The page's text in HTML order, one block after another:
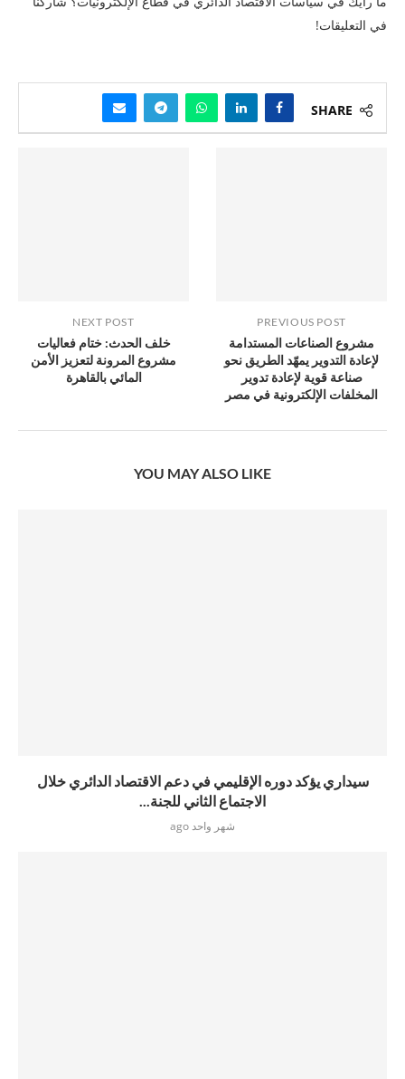
في التعليقات!
SHARE
PREVIOUS POST
مشروع الصناعات المستدامة
لإعادة التدوير يمهّد الطريق نحو
صناعة قوية لإعادة تدوير
المخلفات الإلكترونية في مصر
NEXT POST
خلف الحدث: ختام فعاليات
مشروع المرونة لتعزيز الأمن
المائي بالقاهرة
YOU MAY ALSO LIKE
سيداري يؤكد دوره الإقليمي في دعم الاقتصاد الدائري خلال
الاجتماع الثاني للجنة...
شهر واحد ago